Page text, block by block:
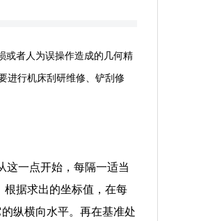
或者人为误操作造成的几何精
进行机床刮研维修、铲刮修
这一点开始，每隔一适当
根据求出的坐标值，在每
纵横向水平。再在基准处